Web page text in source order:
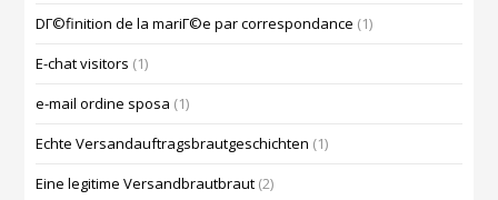
DГ©finition de la mariГ©e par correspondance (1)
E-chat visitors (1)
e-mail ordine sposa (1)
Echte Versandauftragsbrautgeschichten (1)
Eine legitime Versandbrautbraut (2)